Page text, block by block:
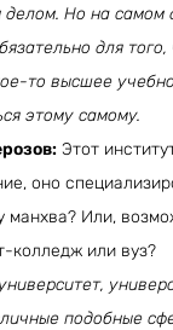
делом. Но на самом
для
то высшее
этому самому.
Этот
оно
манхва? Или,
колледж или вуз?
подобные